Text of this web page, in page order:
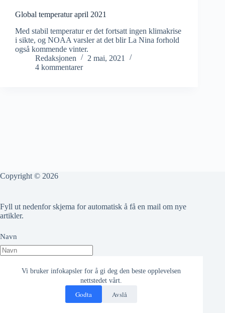
Vi bruker infokapsler for å gi deg den beste opplevelsen
nettstedet vårt.
Godta Avslå
Global temperatur april 2021
Med stabil temperatur er det fortsatt ingen klimakrise
i sikte, og NOAA varsler at det blir La Nina forhold
også kommende vinter.
Redaksjonen
2 mai, 2021
4 kommentarer
Copyright © 2026
Fyll ut nedenfor skjema for automatisk å få en mail om nye
artikler.
Navn